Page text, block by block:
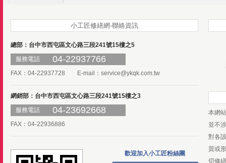
小工匠修繕網-聯絡資訊
總部：台中市西屯區文心路三段241號15樓之5
服務電話
04-22937766
FAX：04-22937728 E-mail： service@ykqk.com.tw
網銷部：台中市西屯區文心路三段241號15樓之3
服務電話
04-23692668
FAX：04-22936886
歡迎加入小工匠粉絲團
本網
並不
對各
質或
切修